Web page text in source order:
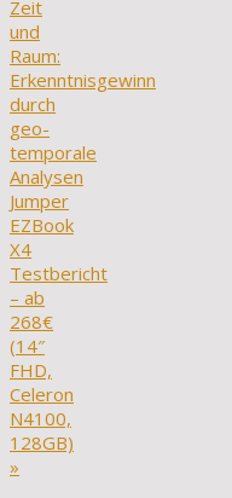
Zeit
und
Raum:
Erkenntnisgewinn
durch
geo-
temporale
Analysen
Jumper
EZBook
X4
Testbericht
– ab
268€
(14″
FHD,
Celeron
N4100,
128GB)
»